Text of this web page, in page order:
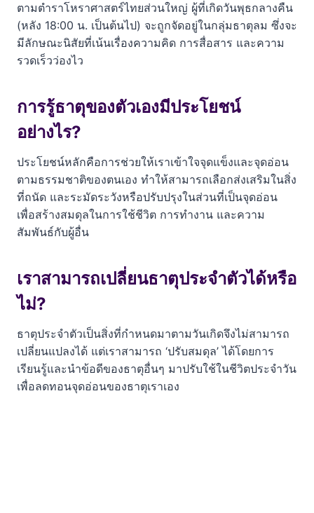
ตามตำราโหราศาสตร์ไทยส่วนใหญ่ ผู้ที่เกิดวันพุธกลางคืน
(หลัง 18:00 น. เป็นต้นไป) จะถูกจัดอยู่ในกลุ่มธาตุลม ซึ่งจะ
มีลักษณะนิสัยที่เน้นเรื่องความคิด การสื่อสาร และความ
รวดเร็วว่องไว
การรู้ธาตุของตัวเองมีประโยชน์
อย่างไร?
ประโยชน์หลักคือการช่วยให้เราเข้าใจจุดแข็งและจุดอ่อน
ตามธรรมชาติของตนเอง ทำให้สามารถเลือกส่งเสริมในสิ่ง
ที่ถนัด และระมัดระวังหรือปรับปรุงในส่วนที่เป็นจุดอ่อน
เพื่อสร้างสมดุลในการใช้ชีวิต การทำงาน และความ
สัมพันธ์กับผู้อื่น
เราสามารถเปลี่ยนธาตุประจำตัวได้หรือ
ไม่?
ธาตุประจำตัวเป็นสิ่งที่กำหนดมาตามวันเกิดจึงไม่สามารถ
เปลี่ยนแปลงได้ แต่เราสามารถ ‘ปรับสมดุล’ ได้โดยการ
เรียนรู้และนำข้อดีของธาตุอื่นๆ มาปรับใช้ในชีวิตประจำวัน
เพื่อลดทอนจุดอ่อนของธาตุเราเอง